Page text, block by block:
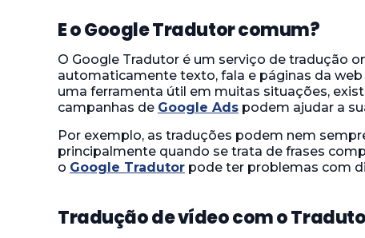
E o Google Tradutor comum?
O Google Tradutor é um serviço de tradução
automaticamente texto, fala e páginas da
uma ferramenta útil em muitas situações,
campanhas de Google Ads podem ajudar a
Por exemplo, as traduções podem nem
principalmente quando se trata de frases
o Google Tradutor pode ter problemas com
Tradução de vídeo com o